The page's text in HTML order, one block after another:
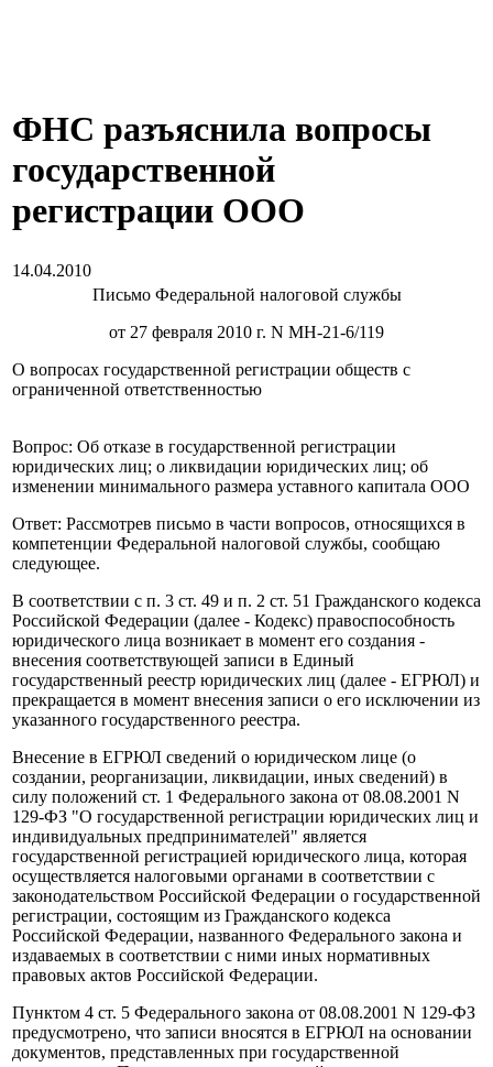
ФНС разъяснила вопросы
государственной
регистрации ООО
14.04.2010
Письмо Федеральной налоговой службы
от 27 февраля 2010 г. N MH-21-6/119
О вопросах государственной регистрации обществ с
ограниченной ответственностью
Вопрос: Об отказе в государственной регистрации
юридических лиц; о ликвидации юридических лиц; об
изменении минимального размера уставного капитала ООО
Ответ: Рассмотрев письмо в части вопросов, относящихся в
компетенции Федеральной налоговой службы, сообщаю
следующее.
В соответствии с п. 3 ст. 49 и п. 2 ст. 51 Гражданского кодекса
Российской Федерации (далее - Кодекс) правоспособность
юридического лица возникает в момент его создания -
внесения соответствующей записи в Единый
государственный реестр юридических лиц (далее - ЕГРЮЛ) и
прекращается в момент внесения записи о его исключении из
указанного государственного реестра.
Внесение в ЕГРЮЛ сведений о юридическом лице (о
создании, реорганизации, ликвидации, иных сведений) в
силу положений ст. 1 Федерального закона от 08.08.2001 N
129-ФЗ "О государственной регистрации юридических лиц и
индивидуальных предпринимателей" является
государственной регистрацией юридического лица, которая
осуществляется налоговыми органами в соответствии с
законодательством Российской Федерации о государственной
регистрации, состоящим из Гражданского кодекса
Российской Федерации, названного Федерального закона и
издаваемых в соответствии с ними иных нормативных
правовых актов Российской Федерации.
Пунктом 4 ст. 5 Федерального закона от 08.08.2001 N 129-ФЗ
предусмотрено, что записи вносятся в ЕГРЮЛ на основании
документов, представленных при государственной